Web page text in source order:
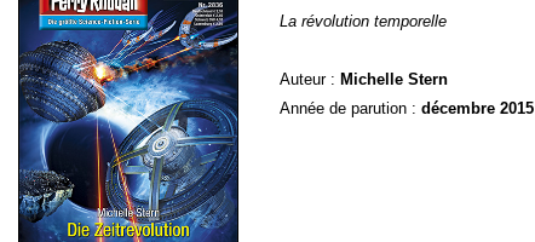
La révolution temporelle
Auteur : Michelle Stern
Année de parution : décembre 2015